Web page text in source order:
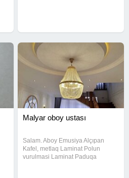
Malyar oboy ustası
Salam. Aboy Emusiya Alçıpan
Kafel, metlaq Laminat Polun
vurulmasi Laminat Paduqa